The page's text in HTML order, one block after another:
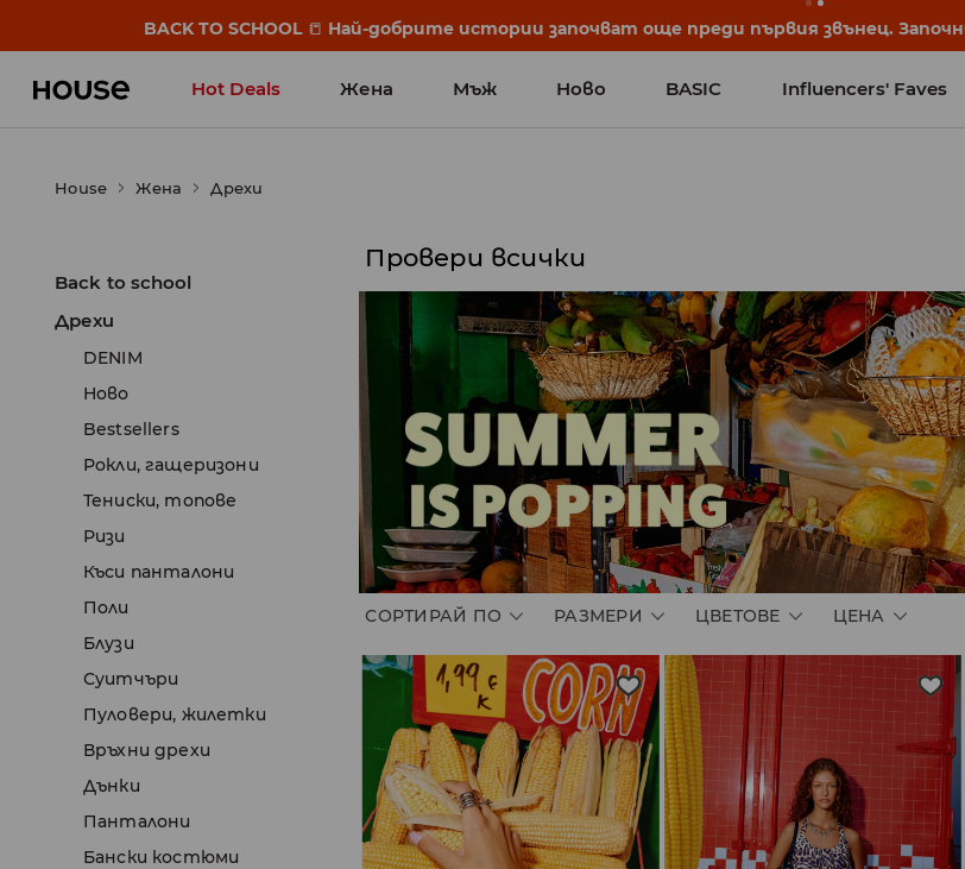
BACK TO SCHOOL 📒 Най-добрите истории започват още преди първия звънец.
Hot Deals Жена Мъж Ново BASIC Influencers' Faves
House Жена Дрехи
Back to school
Дрехи
DENIM
Ново
Bestsellers
Рокли, гащеризони
Тениски, топове
Ризи
Къси панталони
Поли
Блузи
Суитчъри
Пуловери, жилетки
Връхни дрехи
Дънки
Панталони
Бански костюми
Провери всички
СОРТИРАЙ ПО РАЗМЕРИ ЦВЕТОВЕ ЦЕНА